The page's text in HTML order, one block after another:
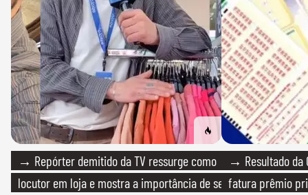
→ Repórter demitido da TV ressurge como
locutor em loja e mostra a importância de ser
→ Resultado da
fatura prêmio